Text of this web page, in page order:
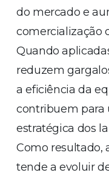
do mercado e
comercialização
Quando
reduzem
a eficiência da
contribuem para
estratégica dos
Como resultado,
tende a evoluir